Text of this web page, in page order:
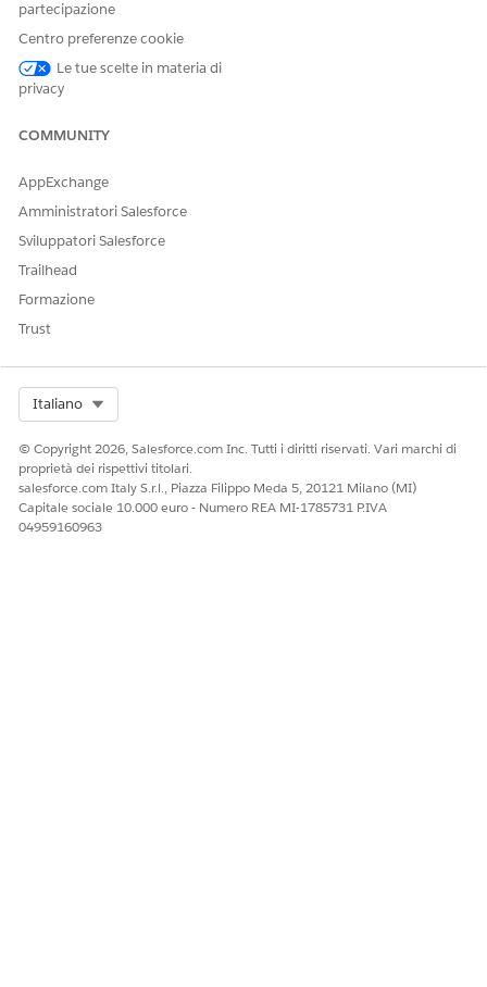
QUESTO ARTICOLO HA RISOLTO IL PROBLEMA?
Facci sapere, così possiamo migliorare!
partecipazione
Centro preferenze cookie
Le tue scelte in materia di
privacy
COMMUNITY
AppExchange
Amministratori Salesforce
Sviluppatori Salesforce
Trailhead
Formazione
Trust
Italiano
© Copyright 2026, Salesforce.com Inc. Tutti i diritti riservati. Vari marchi di
proprietà dei rispettivi titolari.
salesforce.com Italy S.r.l., Piazza Filippo Meda 5, 20121 Milano (MI)
Capitale sociale 10.000 euro - Numero REA MI-1785731 P.IVA
04959160963